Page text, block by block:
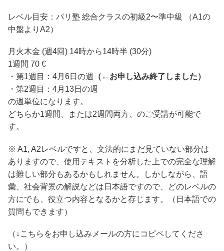
レベル目安：パリ塾 総合クラスの初級2〜準中級 （A1の
中盤よりA2）
月火木金 (週4回) 14時から14時半 (30分)
1週間 70 €
・第1週目：4月6日の週
（←お申し込み終了しました）
・第2週目：4月13日の週
の週単位になります。
どちらか1週間、または2週間両方、のご受講が可能で
す。
※ A1, A2レベルですと、文法的にまだ見ていない部分は
ありますので、使用テキストを分析した上での完全な理解
は難しい部分もあるかもしれません。しかしながら、語
彙、社会背景の解説などは日本語ですので、どのレベルの
方にでも、役立つ内容となるかと存じます。（日本語での
質問もできます）
（↓こちらをお申し込みメールの方にコピペしてくださ
い。）